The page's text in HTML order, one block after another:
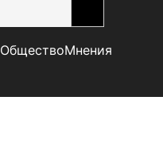
ОбществоМнения